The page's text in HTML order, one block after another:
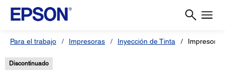
Para el trabajo Impresoras Inyección de Tinta Impresora
Discontinuado